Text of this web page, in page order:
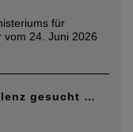
für
vom 24. Juni 2026
gesucht …